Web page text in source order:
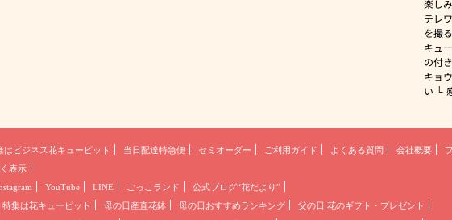
楽し
テレ
を撮
キュ
の付
キョ
い
は ビジネス花キューピット 当日配達特急便 セミオーダー ご利用ガイド よくある質問 会社概要
表示
YouTube LINE ごっこランド
公式ブログ“花だより”
特集は花キューピット 母の日産直花鉢 母の日おすすめランキング
父の日 花のギフト・プレゼント